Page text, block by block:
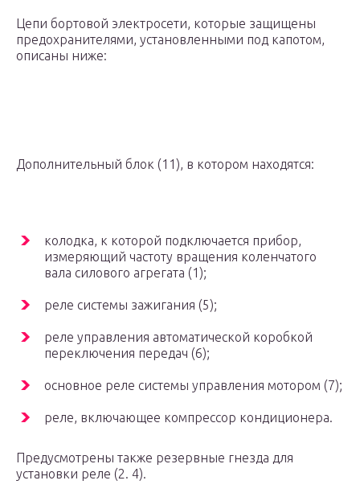
Цепи бортовой электросети, которые защищены
предохранителями, установленными под капотом,
описаны ниже:
Дополнительный блок (11), в котором находятся:
колодка, к которой подключается прибор,
измеряющий частоту вращения коленчатого
вала силового агрегата (1);
реле системы зажигания (5);
реле управления автоматической коробкой
переключения передач (6);
основное реле системы управления мотором (7);
реле, включающее компрессор кондиционера.
Предусмотрены также резервные гнезда для
установки реле (2. 4).